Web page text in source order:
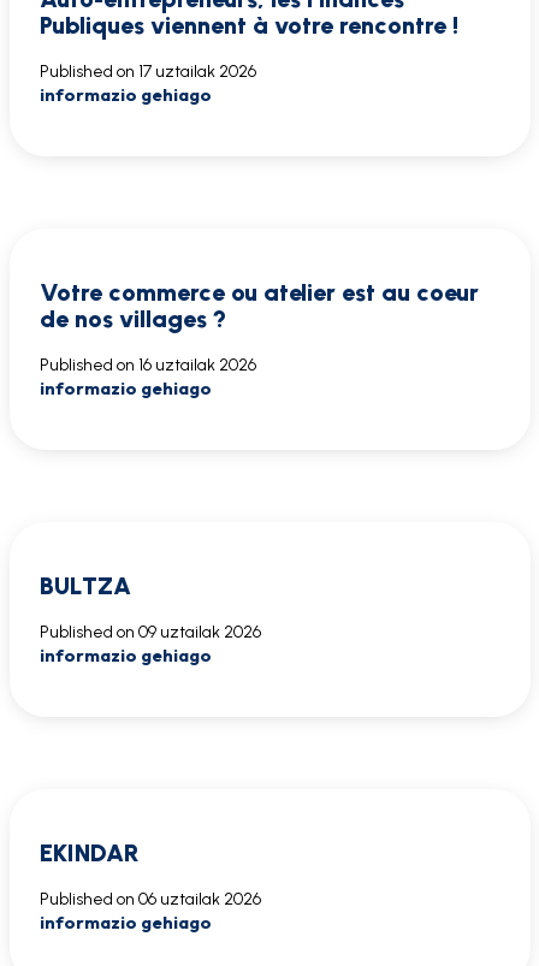
Publiques viennent à votre rencontre !
Published on 17 uztailak 2026
informazio gehiago
Votre commerce ou atelier est au coeur
de nos villages ?
Published on 16 uztailak 2026
informazio gehiago
BULTZA
Published on 09 uztailak 2026
informazio gehiago
EKINDAR
Published on 06 uztailak 2026
informazio gehiago